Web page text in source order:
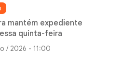
mantém expediente
quinta-feira
/ 2026 - 11:00